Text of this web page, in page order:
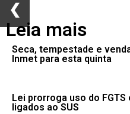
Leia mais
Seca, tempestade e
Inmet para esta quinta
Lei prorroga uso do
ligados ao SUS
❮
❮